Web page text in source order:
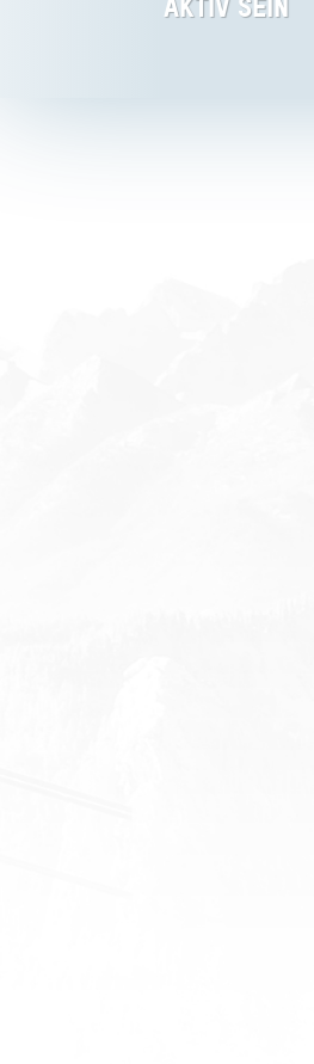
AKTIV SEIN